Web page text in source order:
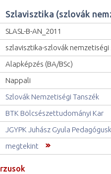
Szlavisztika (szlovák
SLASL-B-AN_2011
szlavisztika-szlovák nemzetiségi
Alapképzés (BA/BSc)
Nappali
Szlovák Nemzetiségi Tanszék
BTK Bölcsészettudományi Kar
JGYPK Juhász Gyula
megtekint